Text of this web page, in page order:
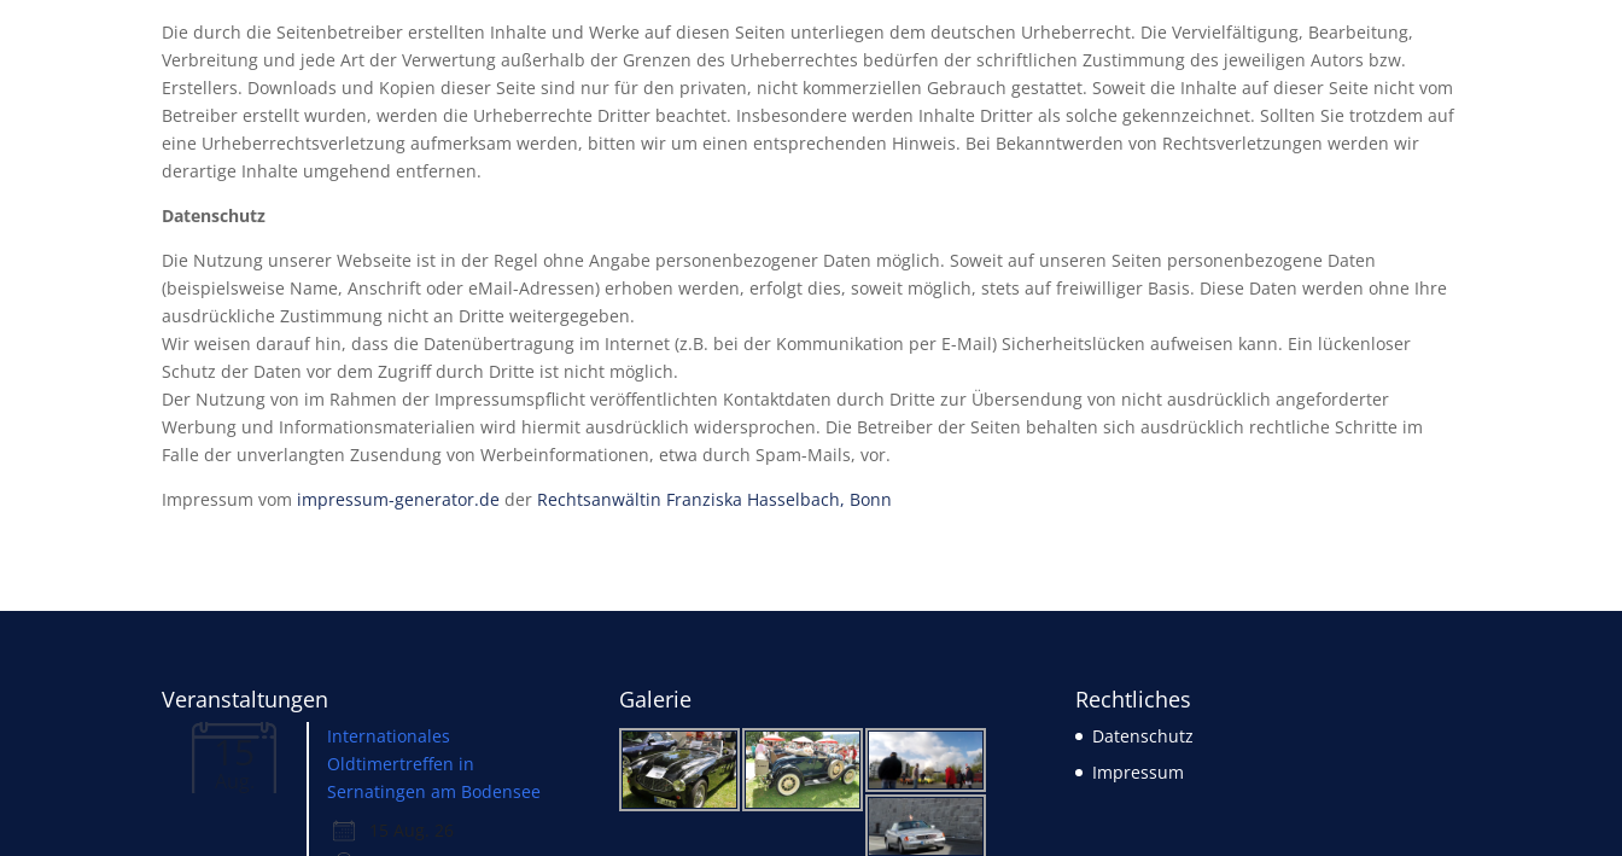
Die durch die Seitenbetreiber erstellten Inhalte und Werke auf diesen Seiten unterliegen dem deutschen Urheberrecht. Die Vervielfältigung, Bearbeitung,
Verbreitung und jede Art der Verwertung außerhalb der Grenzen des Urheberrechtes bedürfen der schriftlichen Zustimmung des jeweiligen Autors bzw.
Erstellers. Downloads und Kopien dieser Seite sind nur für den privaten, nicht kommerziellen Gebrauch gestattet. Soweit die Inhalte auf dieser Seite nicht vom
Betreiber erstellt wurden, werden die Urheberrechte Dritter beachtet. Insbesondere werden Inhalte Dritter als solche gekennzeichnet. Sollten Sie trotzdem auf
eine Urheberrechtsverletzung aufmerksam werden, bitten wir um einen entsprechenden Hinweis. Bei Bekanntwerden von Rechtsverletzungen werden wir
derartige Inhalte umgehend entfernen.
Datenschutz
Die Nutzung unserer Webseite ist in der Regel ohne Angabe personenbezogener Daten möglich. Soweit auf unseren Seiten personenbezogene Daten
(beispielsweise Name, Anschrift oder eMail-Adressen) erhoben werden, erfolgt dies, soweit möglich, stets auf freiwilliger Basis. Diese Daten werden ohne Ihre
ausdrückliche Zustimmung nicht an Dritte weitergegeben.
Wir weisen darauf hin, dass die Datenübertragung im Internet (z.B. bei der Kommunikation per E-Mail) Sicherheitslücken aufweisen kann. Ein lückenloser
Schutz der Daten vor dem Zugriff durch Dritte ist nicht möglich.
Der Nutzung von im Rahmen der Impressumspflicht veröffentlichten Kontaktdaten durch Dritte zur Übersendung von nicht ausdrücklich angeforderter
Werbung und Informationsmaterialien wird hiermit ausdrücklich widersprochen. Die Betreiber der Seiten behalten sich ausdrücklich rechtliche Schritte im
Falle der unverlangten Zusendung von Werbeinformationen, etwa durch Spam-Mails, vor.
Impressum vom impressum-generator.de der Rechtsanwältin Franziska Hasselbach, Bonn
Veranstaltungen
15
Internationales
Oldtimertreffen in
Sernatingen am Bodensee
15 Aug. 26
Galerie Rechtliches
Datenschutz
Impressum